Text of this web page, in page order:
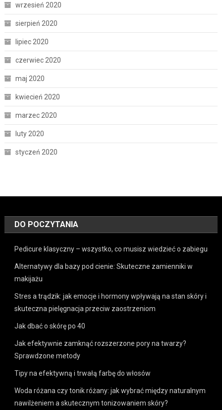
wrzesień 2020
sierpień 2020
lipiec 2020
czerwiec 2020
maj 2020
kwiecień 2020
marzec 2020
luty 2020
styczeń 2020
DO POCZYTANIA
Pedicure klasyczny – wszystko, co musisz wiedzieć o zabiegu
Alternatywy dla bazy pod cienie: Skuteczne zamienniki w
makijażu
Stres a trądzik: jak emocje i hormony wpływają na stan skóry i
skuteczna pielęgnacja przeciw zaostrzeniom
Jak dbać o skórę po 40
Jak efektywnie zamknąć rozszerzone pory na twarzy?
Sprawdzone metody
Tipy na efektywną i trwałą farbę do włosów
Woda różana czy tonik różany: jak wybrać między naturalnym
nawilżeniem a skutecznym tonizowaniem skóry?